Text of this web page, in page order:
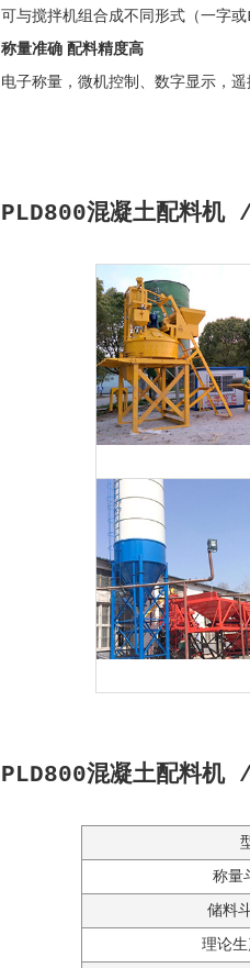
可与搅拌机组合成不同形式（一字
称量准确 配料精度高
电子称量，微机控制、数字显示，
PLD800混凝土配料机
PLD800混凝土配料机
称量
储料
理论生